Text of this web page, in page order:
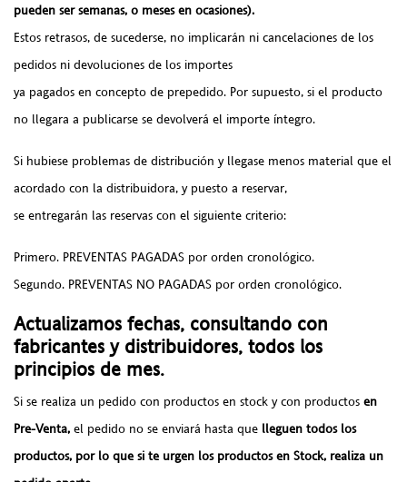
pueden ser semanas, o meses en ocasiones).
Estos retrasos, de sucederse, no implicarán ni cancelaciones de los
pedidos ni devoluciones de los importes
ya pagados en concepto de prepedido. Por supuesto, si el producto
no llegara a publicarse se devolverá el importe íntegro.
Si hubiese problemas de distribución y llegase menos material que el
acordado con la distribuidora, y puesto a reservar,
se entregarán las reservas con el siguiente criterio:
Primero. PREVENTAS PAGADAS por orden cronológico.
Segundo. PREVENTAS NO PAGADAS por orden cronológico.
Actualizamos fechas, consultando con
fabricantes y distribuidores, todos los
principios de mes.
Si se realiza un pedido con productos en stock y con productos en
Pre-Venta, el pedido no se enviará hasta que lleguen todos los
productos, por lo que si te urgen los productos en Stock, realiza un